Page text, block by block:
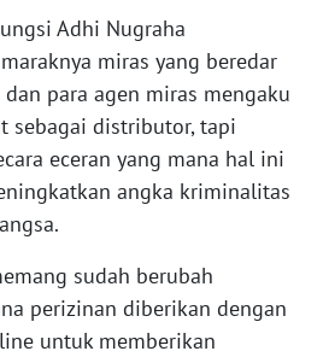
Adhi Nugraha
miras yang beredar
para agen miras mengaku
sebagai distributor, tapi
eceran yang mana hal ini
angka kriminalitas
sudah berubah
perizinan diberikan dengan
untuk memberikan